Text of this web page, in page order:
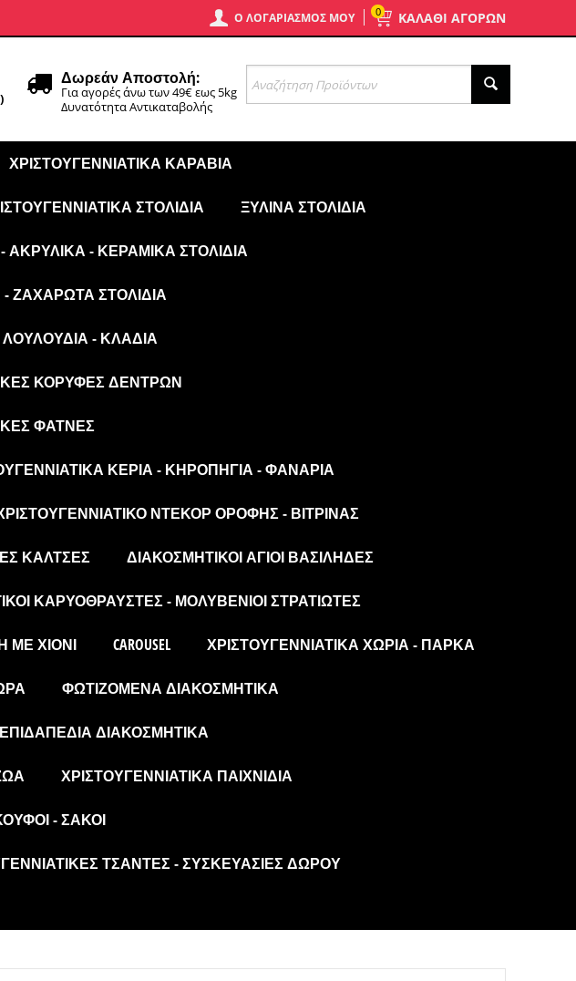
ΚΑΛΑΘΙ ΑΓΟΡΩΝ
0
Ο ΛΟΓΑΡΙΑΣΜΌΣ ΜΟΥ
Δωρεάν Αποστολή:
Για αγορές άνω των 49€ εως 5kg
Δυνατότητα Αντικαταβολής
ΧΡΙΣΤΟΥΓΕΝΝΙΆΤΙΚΑ ΚΑΡΆΒΙΑ
ΣΤΟΛΊΔΙΑ ΞΎΛΙΝΑ ΣΤΟΛΊΔΙΑ
ΑΚΡΥΛΙΚΆ - ΚΕΡΑΜΙΚΆ ΣΤΟΛΊΔΙΑ
- ΖΑΧΑΡΩΤΆ ΣΤΟΛΊΔΙΑ
- ΚΛΑΔΙΆ
ΚΟΡΥΦΈΣ ΔΈΝΤΡΩΝ
ΦΆΤΝΕΣ
ΚΕΡΙΆ - ΚΗΡΟΠΉΓΙΑ - ΦΑΝΆΡΙΑ
ΝΤΕΚΌΡ ΟΡΟΦΉΣ - ΒΙΤΡΊΝΑΣ
ΚΆΛΤΣΕΣ ΔΙΑΚΟΣΜΗΤΙΚΟΊ ΆΓΙΟΙ ΒΑΣΊΛΗΔΕΣ
ΚΑΡΥΟΘΡΑΎΣΤΕΣ - ΜΟΛΥΒΈΝΙΟΙ ΣΤΡΑΤΙΏΤΕΣ
ΜΕ ΧΙΌΝΙ CAROUSEL ΧΡΙΣΤΟΥΓΕΝΝΙΆΤΙΚΑ ΧΩΡΙΆ - ΠΆΡΚΑ
ΦΩΤΙΖΌΜΕΝΑ ΔΙΑΚΟΣΜΗΤΙΚΆ
ΔΙΑΚΟΣΜΗΤΙΚΆ
ΧΡΙΣΤΟΥΓΕΝΝΙΆΤΙΚΑ ΠΑΙΧΝΊΔΙΑ
- ΣΆΚΟΙ
ΤΣΆΝΤΕΣ - ΣΥΣΚΕΥΑΣΊΕΣ ΔΏΡΟΥ